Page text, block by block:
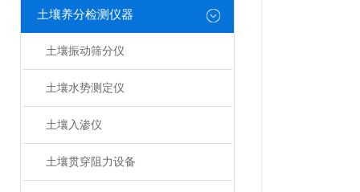
土壤养分检测仪器
土壤振动筛分仪
土壤水势测定仪
土壤入渗仪
土壤贯穿阻力设备